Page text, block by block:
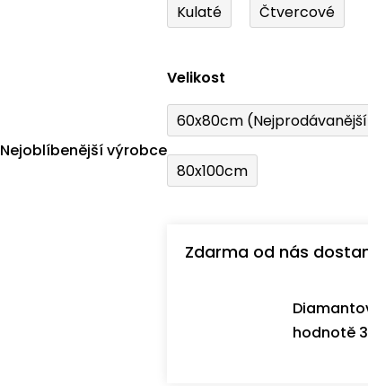
Kulaté Čtvercové
Velikost
60x80cm
80x100cm
Zdarma od nás
hodnotě
Nejoblíbenější výrobce